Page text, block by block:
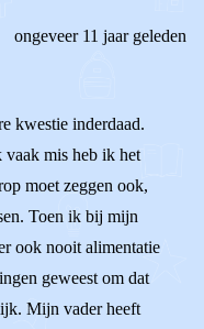
ongeveer 11 jaar geleden
kwestie inderdaad.
vaak mis heb ik het
moet zeggen ook,
Toen ik bij mijn
ook nooit alimentatie
geweest om dat
Mijn vader heeft